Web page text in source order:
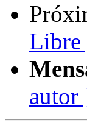
Libre
autor